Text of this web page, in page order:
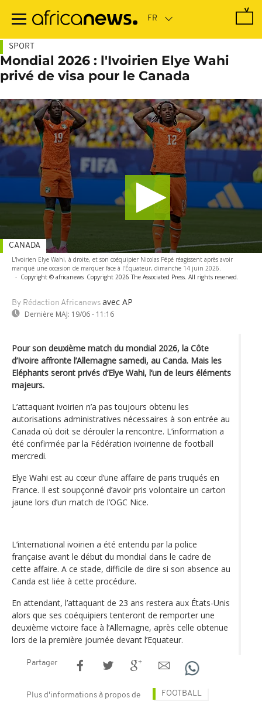
contenu
SPORT
Mondial 2026 : l'Ivoirien Elye Wahi
privé de visa pour le Canada
L'Ivoirien Elye Wahi, à droite, et son coéquipier Nicolas Pépé réagissent après avoir
manqué une occasion de marquer face à l'Équateur, dimanche 14 juin 2026.
- Copyright © africanews Copyright 2026 The Associated Press. All rights reserved.
By Rédaction Africanews avec AP
Dernière MAJ: 19/06 - 11:16
CANADA
Pour son deuxième match du mondial 2026, la Côte
d’Ivoire affronte l’Allemagne samedi, au Canda. Mais les
Eléphants seront privés d’Elye Wahi, l’un de leurs éléments
majeurs.
L’attaquant ivoirien n’a pas toujours obtenu les
autorisations administratives nécessaires à son entrée au
Canada où doit se dérouler la rencontre. L’information a
été confirmée par la Fédération ivoirienne de football
mercredi.
Elye Wahi est au cœur d’une affaire de paris truqués en
France. Il est soupçonné d’avoir pris volontaire un carton
jaune lors d’un match de l’OGC Nice.
L’international ivoirien a été entendu par la police
française avant le début du mondial dans le cadre de
cette affaire. A ce stade, difficile de dire si son absence au
Canda est liée à cette procédure.
En attendant, l’attaquant de 23 ans restera aux États-Unis
alors que ses coéquipiers tenteront de remporter une
deuxième victoire face à l’Allemagne, après celle obtenue
lors de la première journée devant l’Equateur.
Partager
Plus d'informations à propos de FOOTBALL